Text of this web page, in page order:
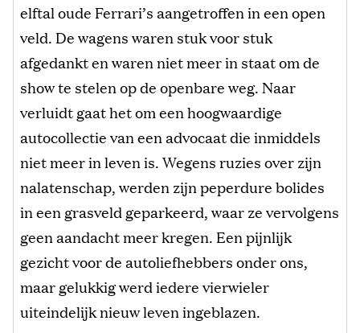
elftal oude Ferrari’s aangetroffen in een open
veld. De wagens waren stuk voor stuk
afgedankt en waren niet meer in staat om de
show te stelen op de openbare weg. Naar
verluidt gaat het om een hoogwaardige
autocollectie van een advocaat die inmiddels
niet meer in leven is. Wegens ruzies over zijn
nalatenschap, werden zijn peperdure bolides
in een grasveld geparkeerd, waar ze vervolgens
geen aandacht meer kregen. Een pijnlijk
gezicht voor de autoliefhebbers onder ons,
maar gelukkig werd iedere vierwieler
uiteindelijk nieuw leven ingeblazen.